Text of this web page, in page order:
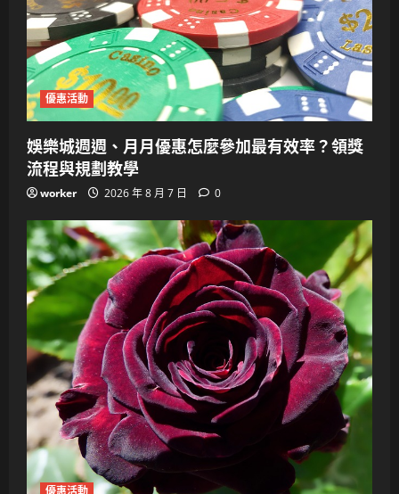
優惠活動
娛樂城週週、月月優惠怎麼參加最有效率？領獎
流程與規劃教學
worker 2026 年 8 月 7 日 0
優惠活動